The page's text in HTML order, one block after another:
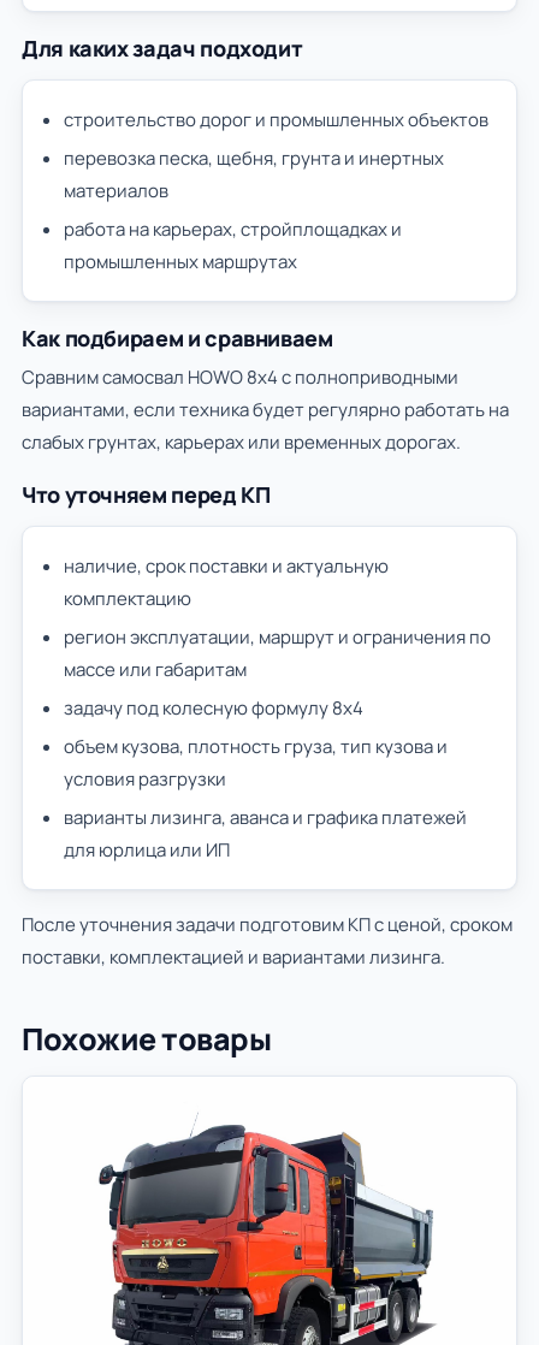
Для каких задач подходит
строительство дорог и промышленных объектов
перевозка песка, щебня, грунта и инертных
материалов
работа на карьерах, стройплощадках и
промышленных маршрутах
Как подбираем и сравниваем
Сравним самосвал HOWO 8х4 с полноприводными
вариантами, если техника будет регулярно работать на
слабых грунтах, карьерах или временных дорогах.
Что уточняем перед КП
наличие, срок поставки и актуальную
комплектацию
регион эксплуатации, маршрут и ограничения по
массе или габаритам
задачу под колесную формулу 8х4
объем кузова, плотность груза, тип кузова и
условия разгрузки
варианты лизинга, аванса и графика платежей
для юрлица или ИП
После уточнения задачи подготовим КП с ценой, сроком
поставки, комплектацией и вариантами лизинга.
Похожие товары